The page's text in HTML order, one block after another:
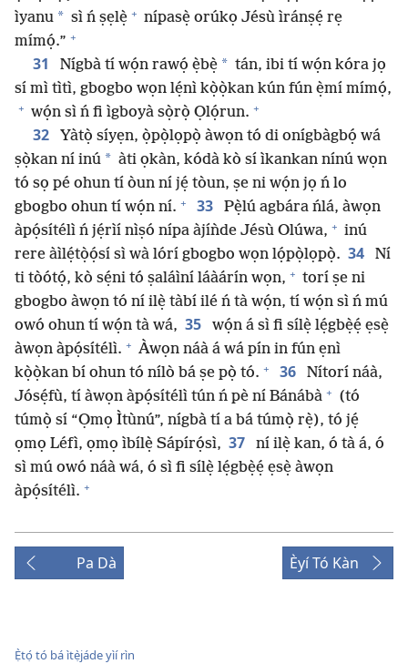
ìyanu * sì ń ṣẹlẹ̀ + nípasẹ̀ orúkọ Jésù ìránṣẹ́ rẹ
mímọ́.” +
31 Nígbà tí wọ́n rawọ́ ẹ̀bẹ̀ * tán, ibi tí wọ́n kóra jọ
sí mì tìtì, gbogbo wọn lẹ́nì kọ̀ọ̀kan kún fún ẹ̀mí mímọ́,
+ wọ́n sì ń fi ìgboyà sọ̀rọ̀ Ọlọ́run. +
32
Yàtọ̀ síyẹn, ọ̀pọ̀lọpọ̀ àwọn tó di onígbàgbọ́ wá
ṣọ̀kan ní inú * àti ọkàn, kódà kò sí ìkankan nínú wọn
tó sọ pé ohun tí òun ní jẹ́ tòun, ṣe ni wọ́n jọ ń lo
gbogbo ohun tí wọ́n ní. + 33
Pẹ̀lú agbára ńlá, àwọn
àpọ́sítélì ń jẹ́rìí nìṣó nípa àjíǹde Jésù Olúwa, + inú
rere àìlẹ́tọ̀ọ́sí sì wà lórí gbogbo wọn lọ́pọ̀lọpọ̀. 34
Ní
ti tòótọ́, kò sẹ́ni tó ṣaláìní láàárín wọn, + torí ṣe ni
gbogbo àwọn tó ní ilẹ̀ tàbí ilé ń tà wọ́n, tí wọ́n sì ń mú
owó ohun tí wọ́n tà wá, 35
wọ́n á sì fi sílẹ̀ lẹ́gbẹ̀ẹ́ ẹsẹ̀
àwọn àpọ́sítélì. + Àwọn náà á wá pín in fún ẹnì
kọ̀ọ̀kan bí ohun tó nílò bá ṣe pọ̀ tó. + 36
Nítorí náà,
Jósẹ́fù, tí àwọn àpọ́sítélì tún ń pè ní Bánábà + (tó
túmọ̀ sí “Ọmọ Ìtùnú”, nígbà tí a bá túmọ̀ rẹ̀), tó jẹ́
ọmọ Léfì, ọmọ ìbílẹ̀ Sápírọ́sì, 37
ní ilẹ̀ kan, ó tà á, ó
sì mú owó náà wá, ó sì fi sílẹ̀ lẹ́gbẹ̀ẹ́ ẹsẹ̀ àwọn
àpọ́sítélì. +
Pa Dà Èyí Tó Kàn
Ẹ̀tọ́ tó bá ìtẹ̀jáde yìí rìn